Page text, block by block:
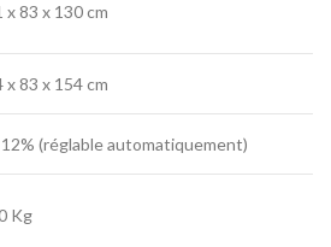
x 83 x 130 cm
x 83 x 154 cm
(réglable automatiquement)
Kg